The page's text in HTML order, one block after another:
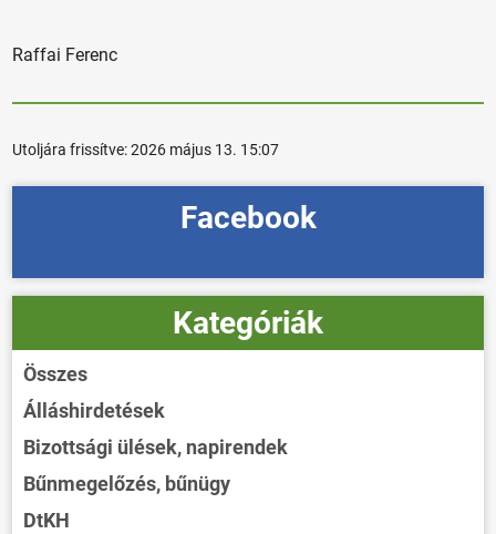
Raffai Ferenc
Utoljára frissítve:2026 május 13. 15:07
Facebook
Kategóriák
Összes
Álláshirdetések
Bizottsági ülések, napirendek
Bűnmegelőzés, bűnügy
DtKH